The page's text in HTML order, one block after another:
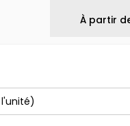
À partir